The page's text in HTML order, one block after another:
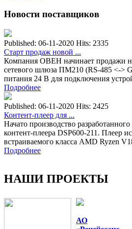
Новости поставщиков
Published: 06-11-2020 Hits: 2335
Старт продаж новой ...
Компания ОВЕН начинает продажи
сетевого шлюза ПМ210 (RS-485 <->
питания 24 В для подключения
Подробнее
Published: 06-11-2020 Hits: 2425
Контент-плеер для ...
Начато производство
контент-плеера DSP600-211. Плеер
встраиваемого класса AMD Ryzen
Подробнее
НАШИ ПРОЕКТЫ
АО